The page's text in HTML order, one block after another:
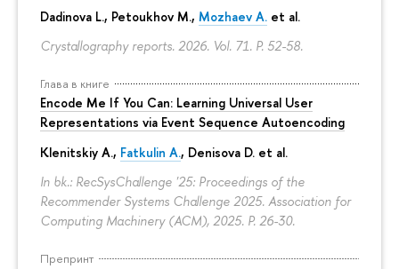
Dadinova L., Petoukhov M., Mozhaev A. et al.
Crystallography reports. 2026. Vol. 71. P. 52-58.
Глава в книге
Encode Me If You Can: Learning Universal User
Representations via Event Sequence Autoencoding
Klenitskiy A., Fatkulin A., Denisova D. et al.
In bk.: RecSysChallenge '25: Proceedings of the
Recommender Systems Challenge 2025. Association for
Computing Machinery (ACM), 2025. P. 26-30.
Препринт